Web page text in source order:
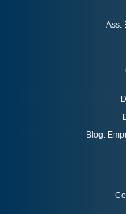
Ass.
Blog: